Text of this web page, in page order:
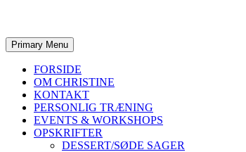
Primary Menu
FORSIDE
OM CHRISTINE
KONTAKT
PERSONLIG TRÆNING
EVENTS & WORKSHOPS
OPSKRIFTER
DESSERT/SØDE SAGER